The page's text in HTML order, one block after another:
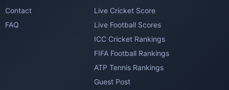
Contact
FAQ
Live Cricket Score
Live Football Scores
ICC Cricket Rankings
FIFA Football Rankings
ATP Tennis Rankings
Guest Post